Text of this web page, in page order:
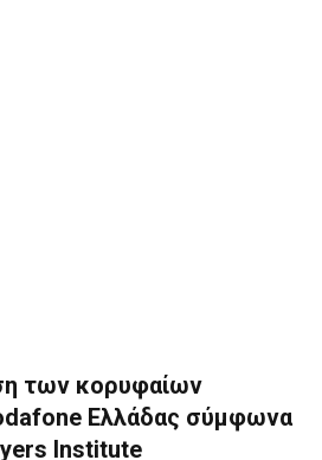
των κορυφαίων
Ελλάδας σύμφωνα
Institute